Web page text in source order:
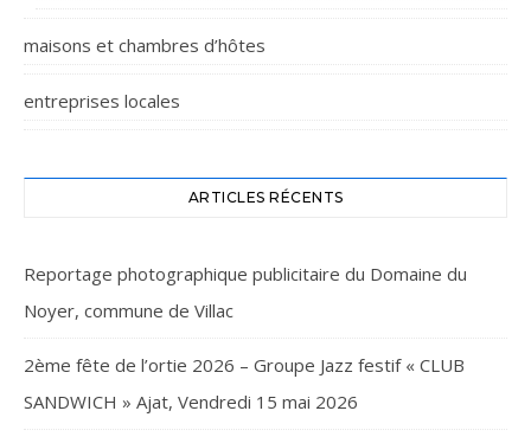
maisons et chambres d’hôtes
entreprises locales
ARTICLES RÉCENTS
Reportage photographique publicitaire du Domaine du
Noyer, commune de Villac
2ème fête de l’ortie 2026 – Groupe Jazz festif « CLUB
SANDWICH » Ajat, Vendredi 15 mai 2026